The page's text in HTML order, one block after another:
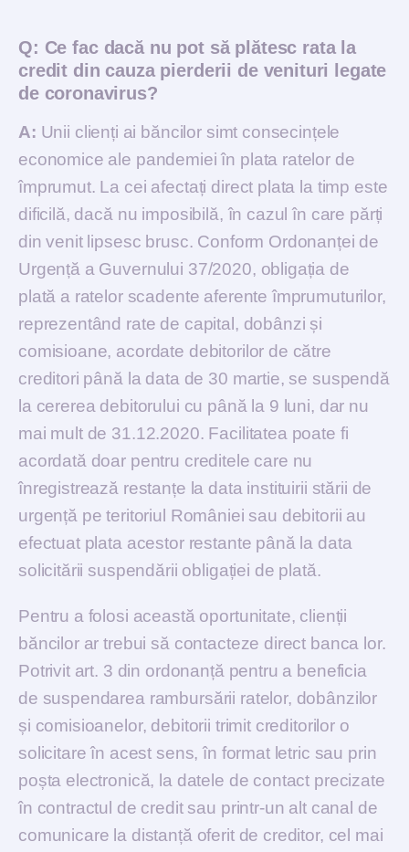
Q: Ce fac dacă nu pot să plătesc rata la
credit din cauza pierderii de venituri legate
de coronavirus?
A: Unii clienți ai băncilor simt consecințele
economice ale pandemiei în plata ratelor de
împrumut. La cei afectați direct plata la timp este
dificilă, dacă nu imposibilă, în cazul în care părți
din venit lipsesc brusc. Conform Ordonanței de
Urgență a Guvernului 37/2020, obligația de
plată a ratelor scadente aferente împrumuturilor,
reprezentând rate de capital, dobânzi și
comisioane, acordate debitorilor de către
creditori până la data de 30 martie, se suspendă
la cererea debitorului cu până la 9 luni, dar nu
mai mult de 31.12.2020. Facilitatea poate fi
acordată doar pentru creditele care nu
înregistrează restanțe la data instituirii stării de
urgență pe teritoriul României sau debitorii au
efectuat plata acestor restante până la data
solicitării suspendării obligației de plată.
Pentru a folosi această oportunitate, clienții
băncilor ar trebui să contacteze direct banca lor.
Potrivit art. 3 din ordonanță pentru a beneficia
de suspendarea rambursării ratelor, dobânzilor
și comisioanelor, debitorii trimit creditorilor o
solicitare în acest sens, în format letric sau prin
poșta electronică, la datele de contact precizate
în contractul de credit sau printr-un alt canal de
comunicare la distanță oferit de creditor, cel mai